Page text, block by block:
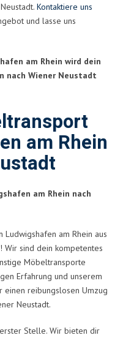
Kontaktiere uns
und lasse uns
am Rhein wird dein
nach Wiener Neustadt
am Rhein
am Rhein nach
am Rhein aus
Wir sind dein kompetentes
Möbeltransporte
Erfahrung und unserem
reibungslosen Umzug
Neustadt.
Stelle. Wir bieten dir